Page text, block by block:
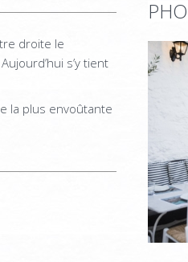
droite le
s’y tient
la plus envoûtante